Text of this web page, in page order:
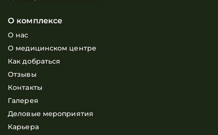
О комплексе
О нас
О медицинском центре
Как добраться
Отзывы
Контакты
Галерея
Деловые мероприятия
Карьера